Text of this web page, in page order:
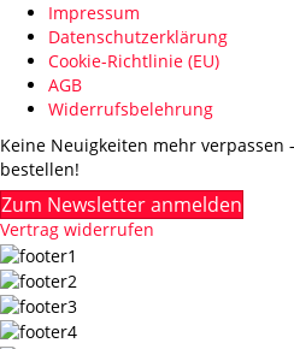
Impressum
Datenschutzerklärung
Cookie-Richtlinie (EU)
AGB
Widerrufsbelehrung
Keine Neuigkeiten mehr
bestellen!
Zum Newsletter anmelden
Vertrag widerrufen